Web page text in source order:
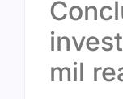
mil